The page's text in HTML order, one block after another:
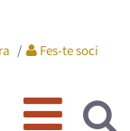
Fes-te soci